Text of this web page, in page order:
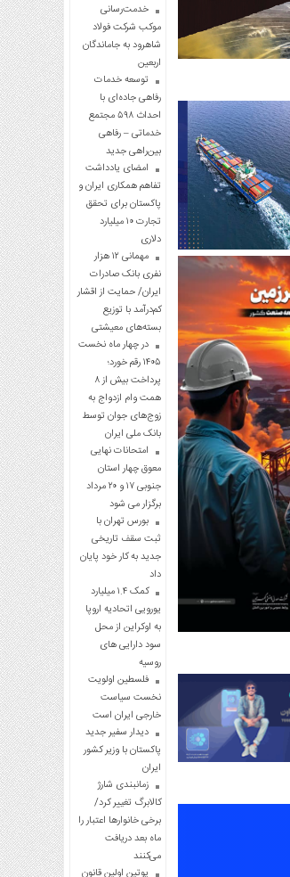
خدمت‌رسانی
موکب شرکت فولاد
شاهرود به جاماندگان
اربعین
توسعه خدمات
رفاهی جاده‌ای با
احداث ۵۹۸ مجتمع
خدماتی – رفاهی
بین‌راهی جدید
امضای یادداشت
تفاهم همکاری ایران و
پاکستان برای تحقق
تجارت ۱۰ میلیارد
دلاری
مهمانی ۱۲ هزار
نفری بانک صادرات
ایران/ حمایت از اقشار
کم‌درآمد با توزیع
بسته‌های معیشتی
در چهار ماه نخست
۱۴۰۵ رقم خورد؛
پرداخت بیش از ۸
همت وام ازدواج به
زوج‌های جوان توسط
بانک ملی ایران
امتحانات نهایی
معوق چهار استان
جنوبی ۱۷ و ۲۰ مرداد
برگزار می شود
بورس تهران با
ثبت سقف تاریخی
جدید به کار خود پایان
داد
کمک ۱.۴ میلیارد
یورویی اتحادیه اروپا
به اوکراین از محل
سود دارایی های
روسیه
فلسطین اولویت
نخست سیاست
خارجی ایران است
دیدار سفیر جدید
پاکستان با وزیر کشور
ایران
زمانبندی شارژ
کالابرگ تغییر کرد/
برخی خانوارها اعتبار را
ماه بعد دریافت
می‌کنند
پوتین اولین قانون